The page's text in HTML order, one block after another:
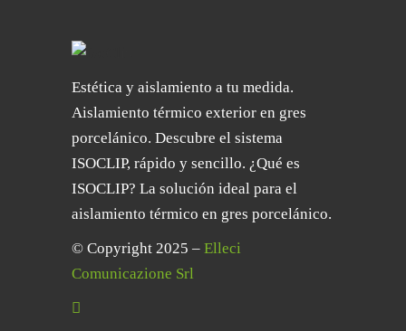
Estética y aislamiento a tu medida.
Aislamiento térmico exterior en gres
porcelánico. Descubre el sistema
ISOCLIP, rápido y sencillo. ¿Qué es
ISOCLIP? La solución ideal para el
aislamiento térmico en gres porcelánico.
© Copyright 2025 – Elleci
Comunicazione Srl